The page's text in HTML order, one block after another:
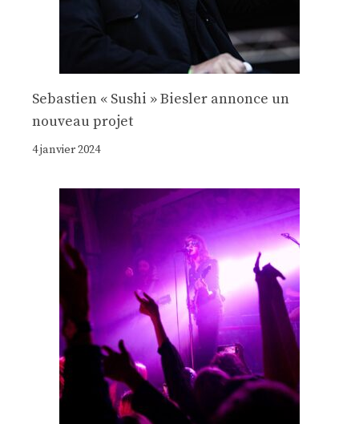
Sebastien « Sushi » Biesler annonce un
nouveau projet
4 janvier 2024